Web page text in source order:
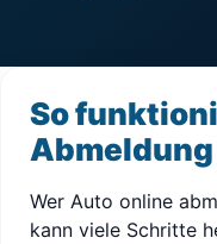
So
Abmeldung
Wer Auto online
kann viele Schritte